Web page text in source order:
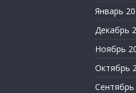
Январь
Декабрь
Ноябрь
Октябрь
Сентябрь